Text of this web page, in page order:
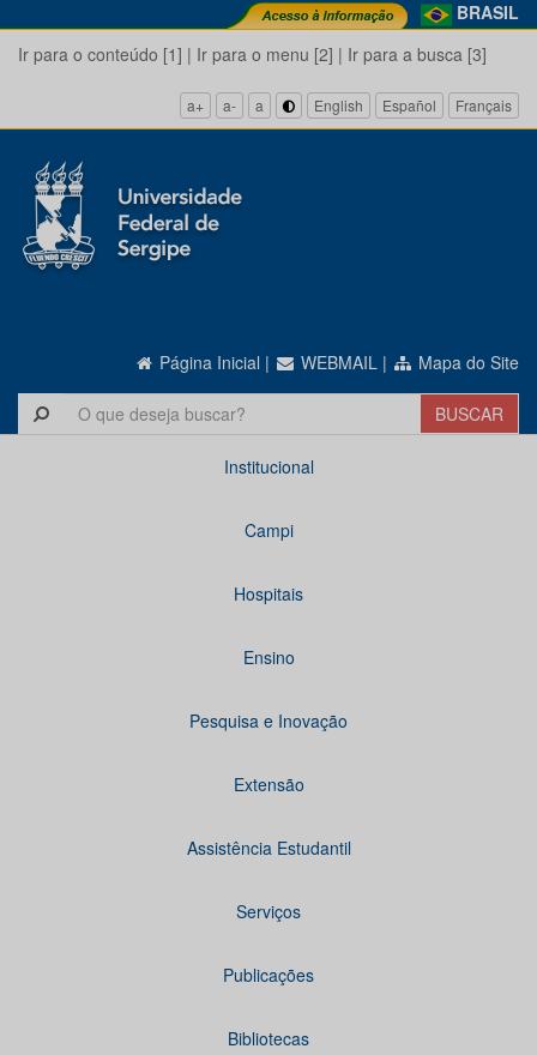
BRASIL
Ir para o conteúdo [1] | Ir para o menu [2] | Ir para a busca [3]
a+ a- a English Español Français
Página Inicial | WEBMAIL | Mapa do Site
Institucional
Campi
Hospitais
Ensino
Pesquisa e Inovação
Extensão
Assistência Estudantil
Serviços
Publicações
Bibliotecas